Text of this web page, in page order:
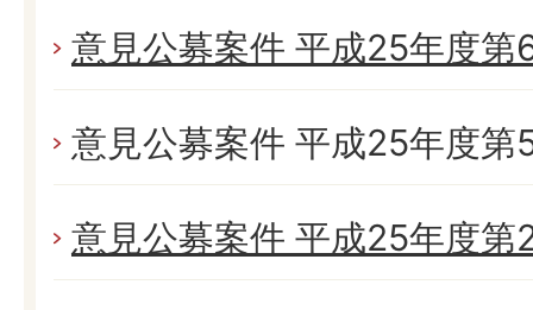
意見公募案件 平成25年度第
意見公募案件 平成25年度第
意見公募案件 平成25年度第